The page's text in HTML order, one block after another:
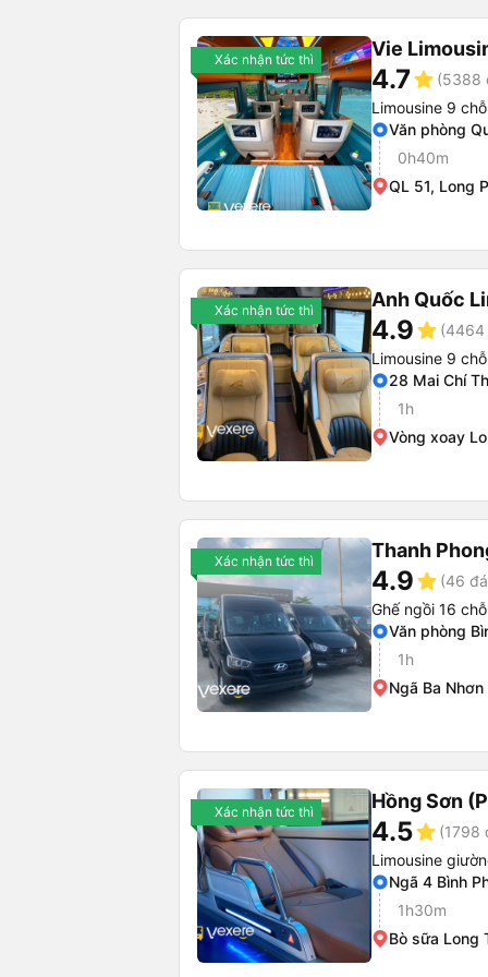
Xác nhận tức thì Vie
4.7star (5388
Limousine 9 chỗ
Văn phòng
0h40m
QL 51, Long
Xác nhận tức thì Anh Quốc
4.9star (4464
Limousine 9 chỗ
28 Mai Chí
1h
Vòng xoay
Xác nhận tức thì Thanh
4.9star (46
Ghế ngồi 16 chỗ
Văn phòng
1h
Ngã Ba Nhơn
Xác nhận tức thì Hồng Sơn
4.5star (1798
Limousine
Ngã 4 Bình
1h30m
Bò sữa Long